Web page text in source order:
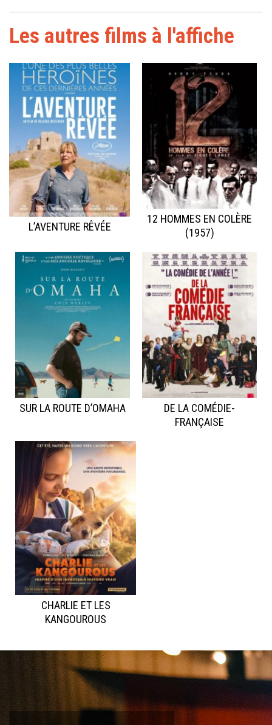
Les autres films à l'affiche
L’AVENTURE RÊVÉE
12 HOMMES EN COLÈRE
(1957)
SUR LA ROUTE D’OMAHA
DE LA COMÉDIE-
FRANÇAISE
CHARLIE ET LES
KANGOUROUS